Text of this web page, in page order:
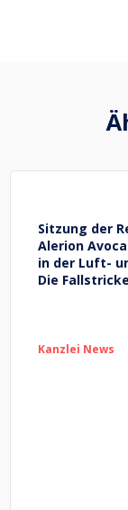
Sitzung der
Alerion
in der Luft-
Die
Kanzlei News